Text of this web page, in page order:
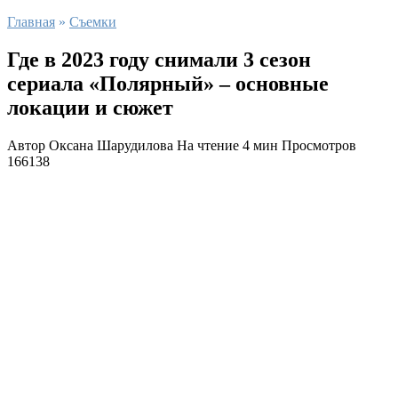
Главная » Съемки
Где в 2023 году снимали 3 сезон
сериала «Полярный» – основные
локации и сюжет
Автор Оксана Шарудилова На чтение 4 мин Просмотров
166138